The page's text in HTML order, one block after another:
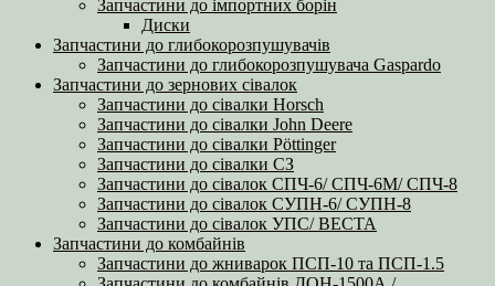
Запчастини до імпортних борін
Диски
Запчастини до глибокорозпушувачів
Запчастини до глибокорозпушувача Gaspardo
Запчастини до зернових сівалок
Запчастини до сівалки Horsch
Запчастини до сівалки John Deere
Запчастини до сівалки Pöttinger
Запчастини до сівалки СЗ
Запчастини до сівалок СПЧ-6/ СПЧ-6М/ СПЧ-8
Запчастини до сівалок СУПН-6/ СУПН-8
Запчастини до сівалок УПС/ ВЕСТА
Запчастини до комбайнів
Запчастини до жниварок ПСП-10 та ПСП-1.5